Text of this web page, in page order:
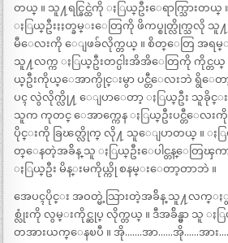
တယ္ ။ သူ႔ရင္ခြင္ထဲကို ႏြယ္ဦးေရာက္သြားတ
ႏြယ္ဦးႏႈတ္ခမ္းေတြကို ဖိကပ္စုတ္လိုက္သလို သူ
မီေလးကို ေျဖခ်လိုက္တယ္ ။ စိတ္ေတြ အရမ္
သူ႔လက္က ႏြယ္ဦးတင္ပါးအိအိေတြကို ကိုင္တယ္ ။
ယ္ဦးကိုယ္ေအာက္ပိုင္းမွာ ပင္တီေလးဘဲ ရွိ
ပၚ လွဲလိုက္လို႔ ေျပာေတာ့ ႏြယ္ဦး သူခိုင္
သူက ကုတင္ ေအာက္ကေန ႏြယ္ဦးပင္တီေလးကို
ပိုင္းကို ခြၽတ္လိုက္ လို႔ သူေျပာတယ္ ။ ႏြ
တ္ေနတဲ့အခ်ိန္ သူ ႏြယ္ဦးေပါင္တန္ေတြၾကာ
ႏြယ္ဦး မိန္းမကိုယ္ကို စနမ္းေတာ့တာဘဲ ။
အေပၚပိုင္း အဝတ္မဲ့သြားတဲ့အခ်ိန္ သူ႔လက္ႏွ
စ္လုံးကို လွမ္းကိုင္ဆုပ္ လိုက္တယ္ ။ ဒီအခ်ိန္မွာ သူ
တအားယက္ေနၿပီ ။ အို…….အာ……အို……အာ